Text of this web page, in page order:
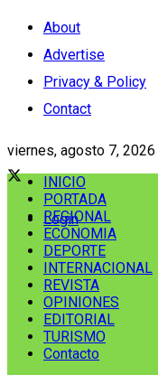
About
Advertise
Privacy & Policy
Contact
viernes, agosto 7, 2026
Login
INICIO
PORTADA
REGIONAL
ECONOMIA
DEPORTE
INTERNACIONAL
REVISTA
OPINIONES
EDITORIAL
TURISMO
Contacto